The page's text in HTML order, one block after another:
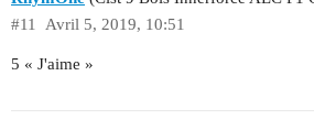
Avril 5, 2019, 10:51
#11
5 « J'aime »